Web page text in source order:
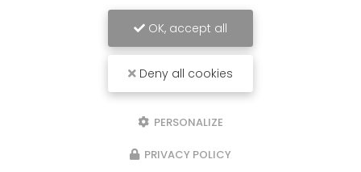
BEAUMONT Cuisines Intérieurs Design, Entreprise d'agencement intérieur
-Plan du site - Liens utiles
OK, accept all
Deny all cookies
PERSONALIZE
PRIVACY POLICY